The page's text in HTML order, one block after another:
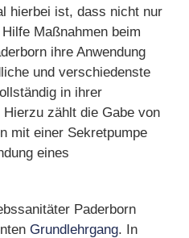
hierbei ist, dass nicht nur
Maßnahmen beim
ihre Anwendung
und verschiedenste
in ihrer
zählt die Gabe von
mit einer Sekretpumpe
eines
Paderborn
Grundlehrgang. In